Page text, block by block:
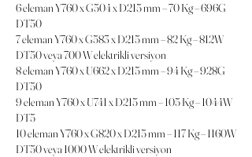
6 eleman Y760 x G504 x D215 mm – 70 Kg – 696G
DT50
7 eleman Y760 x G583 x D215 mm – 82 Kg – 812W
DT50 veya 700 W elektrikli versiyon
8 eleman Y760 x U662 x D215 mm – 94 Kg – 928G
DT50
9 eleman Y760 x U741 x D215 mm – 105 Kg – 1044W
DT5
10 eleman Y760 x G820 x D215 mm – 117 Kg – 1160W
DT50 veya 1000 W elektrikli versiyon